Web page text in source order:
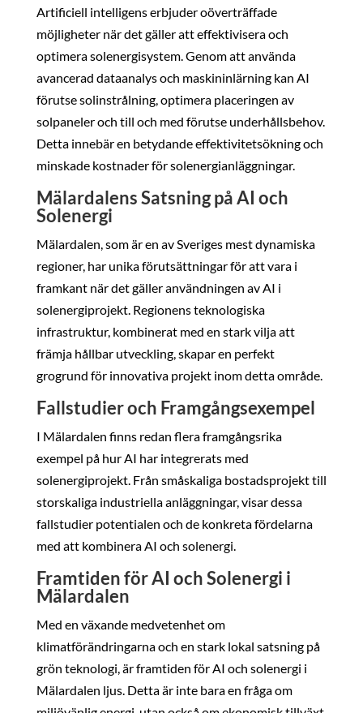
Artificiell intelligens erbjuder oöverträffade
möjligheter när det gäller att effektivisera och
optimera solenergisystem. Genom att använda
avancerad dataanalys och maskininlärning kan AI
förutse solinstrålning, optimera placeringen av
solpaneler och till och med förutse underhållsbehov.
Detta innebär en betydande effektivitetsökning och
minskade kostnader för solenergianläggningar.
Mälardalens Satsning på AI och
Solenergi
Mälardalen, som är en av Sveriges mest dynamiska
regioner, har unika förutsättningar för att vara i
framkant när det gäller användningen av AI i
solenergiprojekt. Regionens teknologiska
infrastruktur, kombinerat med en stark vilja att
främja hållbar utveckling, skapar en perfekt
grogrund för innovativa projekt inom detta område.
Fallstudier och Framgångsexempel
I Mälardalen finns redan flera framgångsrika
exempel på hur AI har integrerats med
solenergiprojekt. Från småskaliga bostadsprojekt till
storskaliga industriella anläggningar, visar dessa
fallstudier potentialen och de konkreta fördelarna
med att kombinera AI och solenergi.
Framtiden för AI och Solenergi i
Mälardalen
Med en växande medvetenhet om
klimatförändringarna och en stark lokal satsning på
grön teknologi, är framtiden för AI och solenergi i
Mälardalen ljus. Detta är inte bara en fråga om